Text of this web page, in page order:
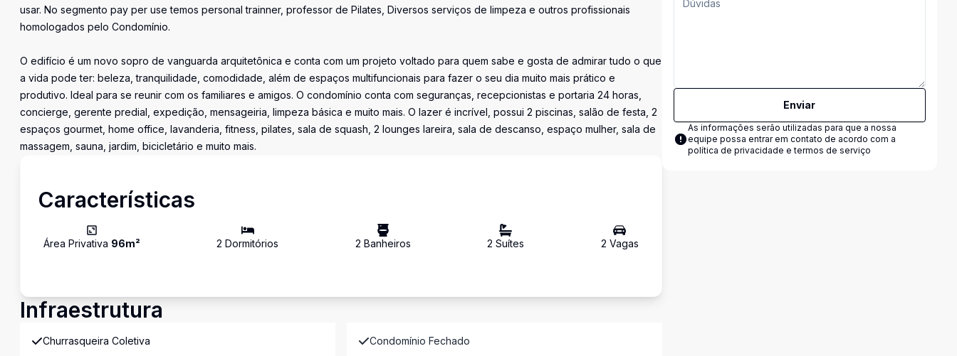
usar. No segmento pay per use temos personal trainner, professor de Pilates, Diversos serviços de limpeza e outros profissionais
homologados pelo Condomínio.
O edifício é um novo sopro de vanguarda arquitetônica e conta com um projeto voltado para quem sabe e gosta de admirar tudo o que
a vida pode ter: beleza, tranquilidade, comodidade, além de espaços multifuncionais para fazer o seu dia muito mais prático e
produtivo. Ideal para se reunir com os familiares e amigos. O condomínio conta com seguranças, recepcionistas e portaria 24 horas,
concierge, gerente predial, expedição, mensageiria, limpeza básica e muito mais. O lazer é incrível, possui 2 piscinas, salão de festa, 2
espaços gourmet, home office, lavanderia, fitness, pilates, sala de squash, 2 lounges lareira, sala de descanso, espaço mulher, sala de
massagem, sauna, jardim, bicicletário e muito mais.
Características
Área Privativa 96m² 2 Dormitórios 2 Banheiros 2 Suítes 2 Vagas
Infraestrutura
Churrasqueira Coletiva Condomínio Fechado
Enviar
As informações serão utilizadas para que a nossa
equipe possa entrar em contato de acordo com a
política de privacidade e termos de serviço